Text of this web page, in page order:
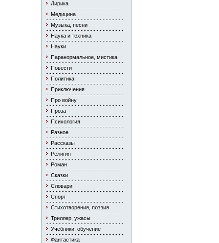
Лирика
Медицина
Музыка, песни
Наука и техника
Науки
Паранормальное, мистика
Повести
Политика
Приключения
Про войну
Проза
Психология
Разное
Рассказы
Религия
Роман
Сказки
Словари
Спорт
Стихотворения, поэзия
Триллер, ужасы
Учебники, обучение
Фантастика